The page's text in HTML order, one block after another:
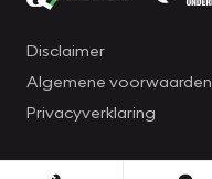
Disclaimer
Algemene voorwaarden
Privacyverklaring